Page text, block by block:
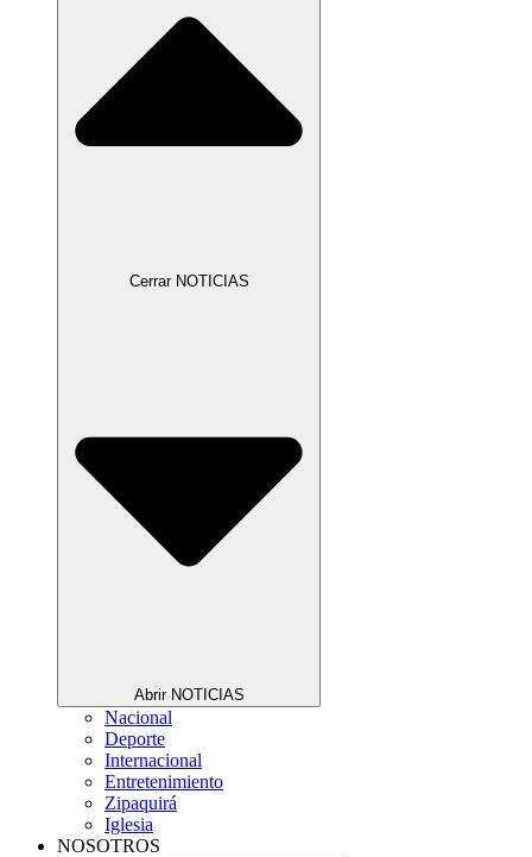
Cerrar NOTICIAS
Abrir NOTICIAS
Nacional
Deporte
Internacional
Entretenimiento
Zipaquirá
Iglesia
NOSOTROS